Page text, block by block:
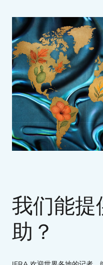
我们能
助？